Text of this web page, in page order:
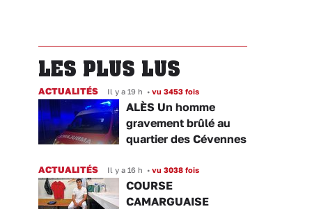
LES PLUS LUS
ACTUALITÉS Il y a 19 h • vu 3453 fois
ALÈS Un homme
gravement brûlé au
quartier des Cévennes
ACTUALITÉS Il y a 16 h • vu 3038 fois
COURSE
CAMARGUAISE